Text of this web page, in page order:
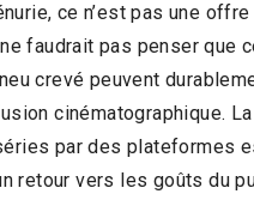
ce n’est pas une offre
faudrait pas penser que
crevé peuvent
cinématographique. La
par des plateformes
retour vers les goûts du